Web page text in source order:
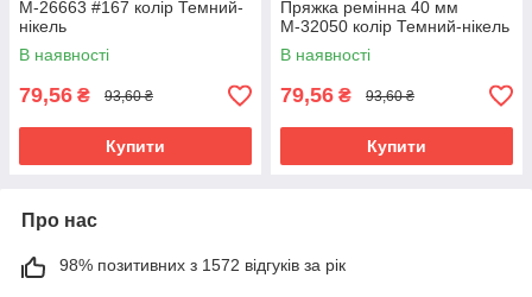
М-26663 #167 колір Темний-
нікель
В наявності
79,56 ₴ 93,60 ₴
Купити
Пряжка ремінна 40 мм
М-32050 колір Темний-нікель
В наявності
79,56 ₴ 93,60 ₴
Купити
Про нас
98% позитивних з 1572 відгуків за рік